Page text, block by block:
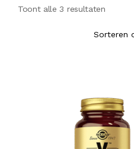
Toont alle 3 resultaten